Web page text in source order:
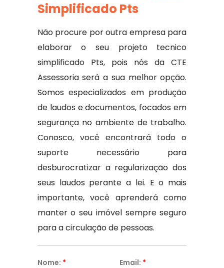
Simplificado Pts
Não procure por outra empresa para
elaborar o seu projeto tecnico
simplificado Pts, pois nós da CTE
Assessoria será a sua melhor opção.
Somos especializados em produção
de laudos e documentos, focados em
segurança no ambiente de trabalho.
Conosco, você encontrará todo o
suporte necessário para
desburocratizar a regularização dos
seus laudos perante a lei. E o mais
importante, você aprenderá como
manter o seu imóvel sempre seguro
para a circulação de pessoas.
Nome: * Email: *